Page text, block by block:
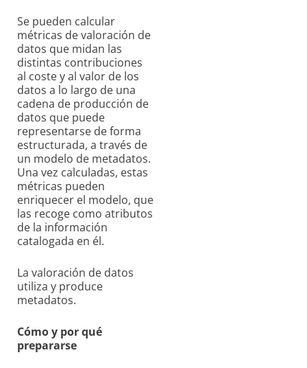
Se pueden calcular
métricas de valoración de
datos que midan las
distintas contribuciones
al coste y al valor de los
datos a lo largo de una
cadena de producción de
datos que puede
representarse de forma
estructurada, a través de
un modelo de metadatos.
Una vez calculadas, estas
métricas pueden
enriquecer el modelo, que
las recoge como atributos
de la información
catalogada en él.
La valoración de datos
utiliza y produce
metadatos.
Cómo y por qué
prepararse